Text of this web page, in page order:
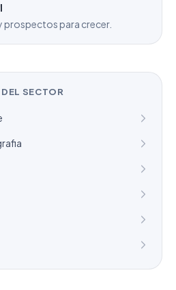
prospectos para crecer.
SECTOR